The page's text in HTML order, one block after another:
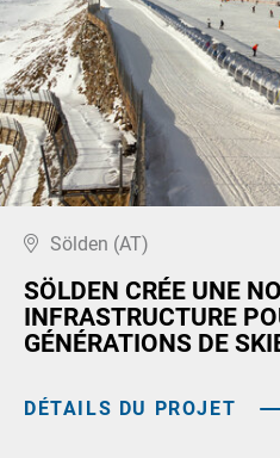
Sölden (AT)
SÖLDEN CRÉE UNE
INFRASTRUCTURE
GÉNÉRATIONS DE
DÉTAILS DU PROJET